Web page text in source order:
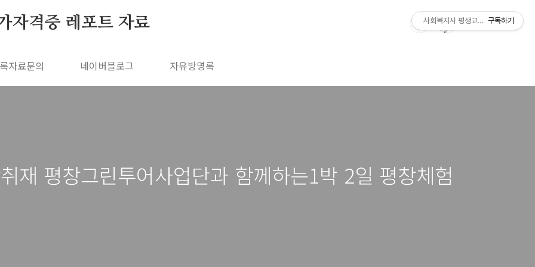
자격증 레포트 자료
자료문의 네이버블로그 자유방명록
재 평창그린투어사업단과 함께하는1박 2일 평창체험
사회복지사 평생교육사 국가자격증
구독하기